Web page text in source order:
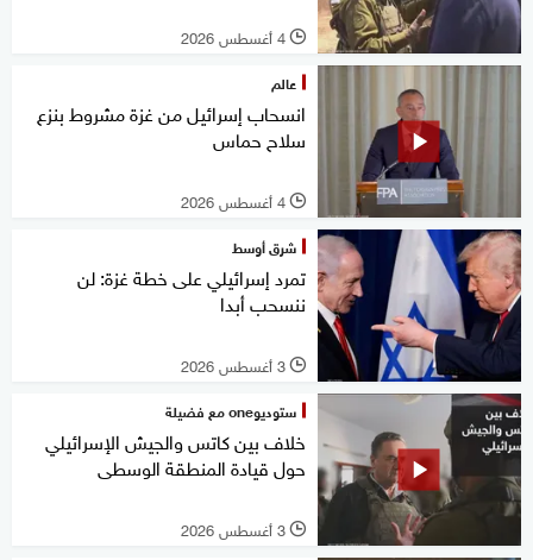
l 4 أغسطس 2026
عالم
انسحاب إسرائيل من غزة مشروط بنزع
سلاح حماس
l 4 أغسطس 2026
شرق أوسط
تمرد إسرائيلي على خطة غزة: لن
ننسحب أبدا
l 3 أغسطس 2026
ستوديوone مع فضيلة
خلاف بين كاتس والجيش الإسرائيلي
حول قيادة المنطقة الوسطى
l 3 أغسطس 2026